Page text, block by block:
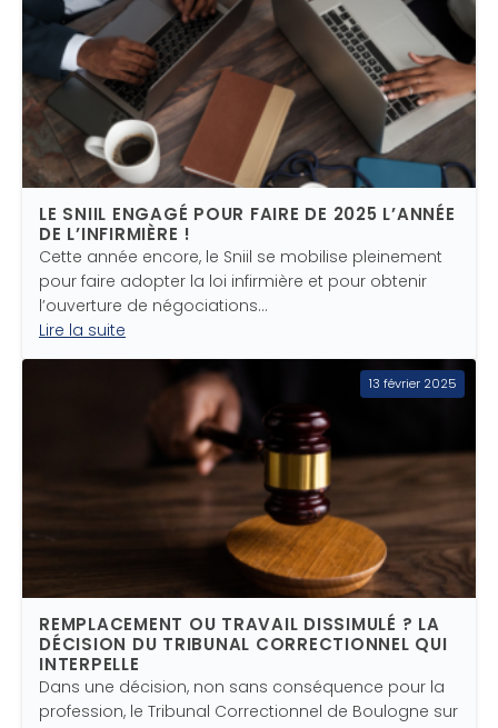
LE SNIIL ENGAGÉ POUR FAIRE DE 2025 L’ANNÉE
DE L’INFIRMIÈRE !
Cette année encore, le Sniil se mobilise pleinement
pour faire adopter la loi infirmière et pour obtenir
l’ouverture de négociations…
Lire la suite
13 février 2025
REMPLACEMENT OU TRAVAIL DISSIMULÉ ? LA
DÉCISION DU TRIBUNAL CORRECTIONNEL QUI
INTERPELLE
Dans une décision, non sans conséquence pour la
profession, le Tribunal Correctionnel de Boulogne sur